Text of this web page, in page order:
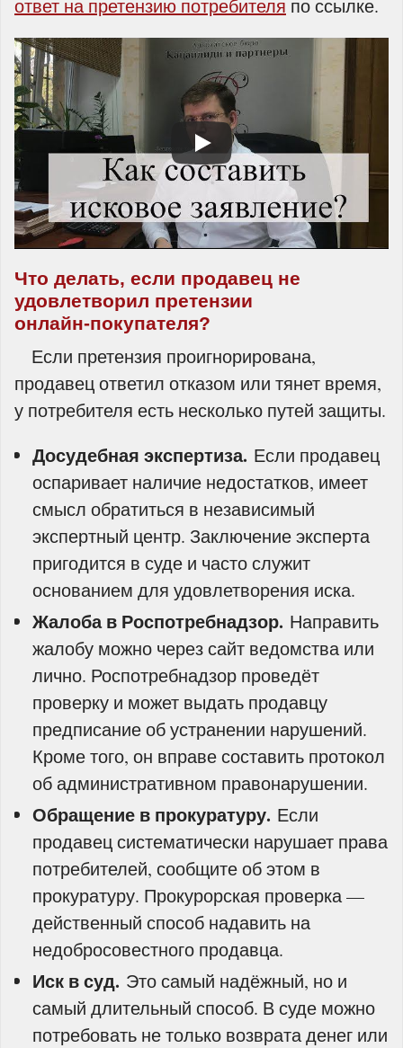
ответ на претензию потребителя по ссылке.
Что делать, если продавец не
удовлетворил претензии
онлайн‑покупателя?
Если претензия проигнорирована,
продавец ответил отказом или тянет время,
у потребителя есть несколько путей защиты.
Досудебная экспертиза. Если продавец
оспаривает наличие недостатков, имеет
смысл обратиться в независимый
экспертный центр. Заключение эксперта
пригодится в суде и часто служит
основанием для удовлетворения иска.
Жалоба в Роспотребнадзор. Направить
жалобу можно через сайт ведомства или
лично. Роспотребнадзор проведёт
проверку и может выдать продавцу
предписание об устранении нарушений.
Кроме того, он вправе составить протокол
об административном правонарушении.
Обращение в прокуратуру. Если
продавец систематически нарушает права
потребителей, сообщите об этом в
прокуратуру. Прокурорская проверка —
действенный способ надавить на
недобросовестного продавца.
Иск в суд. Это самый надёжный, но и
самый длительный способ. В суде можно
потребовать не только возврата денег или